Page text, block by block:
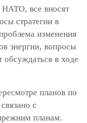
НАТО, все вносят
стратегии в
изменения
энергии, вопросы
обсуждаться в ходе
планов по
с
планам.